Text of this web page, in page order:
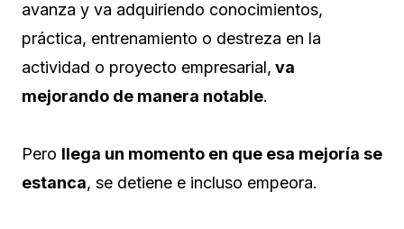
avanza y va adquiriendo conocimientos,
práctica, entrenamiento o destreza en la
actividad o proyecto empresarial, va
mejorando de manera notable.
Pero llega un momento en que esa mejoría se
estanca, se detiene e incluso empeora.